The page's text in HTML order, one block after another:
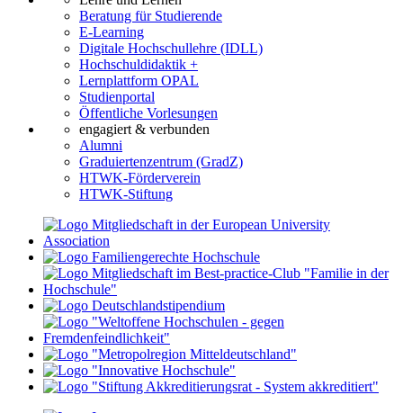
Beratung für Studierende
E-Learning
Digitale Hochschullehre (IDLL)
Hochschuldidaktik +
Lernplattform OPAL
Studienportal
Öffentliche Vorlesungen
engagiert & verbunden
Alumni
Graduiertenzentrum (GradZ)
HTWK-Förderverein
HTWK-Stiftung